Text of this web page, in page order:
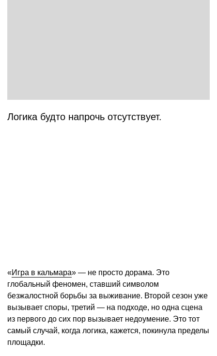
Логика будто напрочь отсутствует.
«Игра в кальмара» — не просто дорама. Это
глобальный феномен, ставший символом
безжалостной борьбы за выживание. Второй сезон уже
вызывает споры, третий — на подходе, но одна сцена
из первого до сих пор вызывает недоумение. Это тот
самый случай, когда логика, кажется, покинула пределы
площадки.